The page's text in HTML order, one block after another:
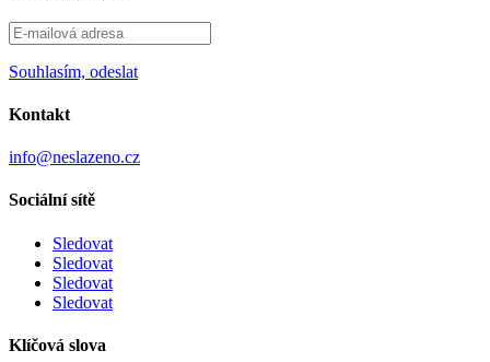
Souhlasím, odeslat
Kontakt
info@neslazeno.cz
Sociální sítě
Sledovat
Sledovat
Sledovat
Sledovat
Klíčová slova